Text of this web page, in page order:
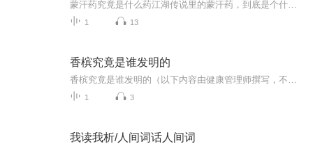
1 13
香槟究竟是谁发明的
1 3
我读我析/人间词话人间词